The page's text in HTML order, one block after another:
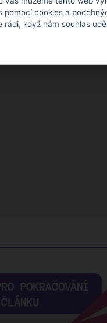
pomocí cookies a
rádi, když nám souhlas